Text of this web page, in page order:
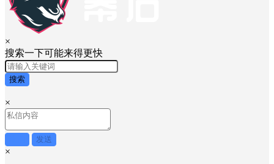
×
搜索一下可能来得更快
搜索
×
发送
×